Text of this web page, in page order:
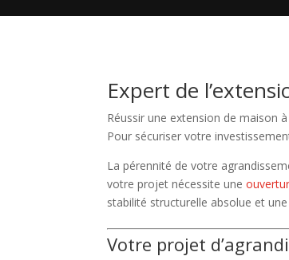
Expert de
Réussir une extension de maison
Pour sécuriser votre
La pérennité de votre
votre projet nécessite une
stabilité structurelle absolue et
Votre projet